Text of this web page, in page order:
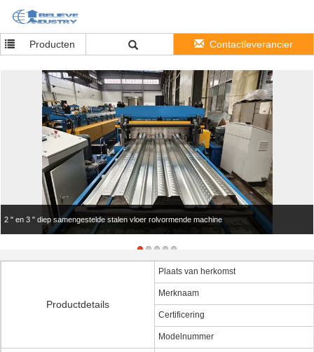
Producten Contactleverancier
2 " en 3 " diep samengestelde stalen vloer rolvormende machine
Productdetails
Plaats van herkomst
Merknaam
Certificering
Modelnummer